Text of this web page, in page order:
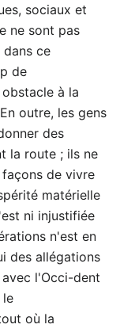
sociaux et
ne sont pas
ce
de
à la
outre, les gens
des
la route ; ils ne
de vivre
matérielle
ni injustifiée
n'est en
des allégations
l'Occi-dent
le
où la